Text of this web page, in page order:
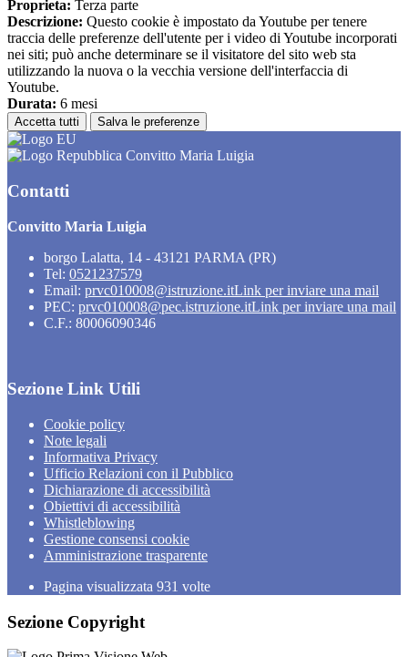
Proprieta: Terza parte
Descrizione: Questo cookie è impostato da Youtube per tenere
traccia delle preferenze dell'utente per i video di Youtube incorporati
nei siti; può anche determinare se il visitatore del sito web sta
utilizzando la nuova o la vecchia versione dell'interfaccia di
Youtube.
Durata: 6 mesi
Accetta tutti Salva le preferenze
Convitto Maria Luigia
Contatti
Convitto Maria Luigia
borgo Lalatta, 14 - 43121 PARMA (PR)
Tel: 0521237579
Email: prvc010008@istruzione.itLink per inviare una mail
PEC: prvc010008@pec.istruzione.itLink per inviare una mail
C.F.: 80006090346
Sezione Link Utili
Cookie policy
Note legali
Informativa Privacy
Ufficio Relazioni con il Pubblico
Dichiarazione di accessibilità
Obiettivi di accessibilità
Whistleblowing
Gestione consensi cookie
Amministrazione trasparente
Pagina visualizzata 931 volte
Sezione Copyright